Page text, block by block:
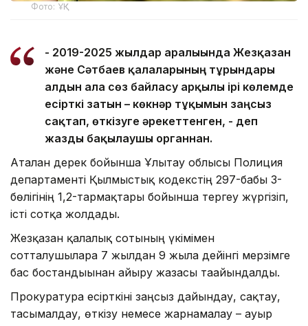
Фото: ҰҚК
- 2019-2025 жылдар аралығында Жезқазған
және Сәтбаев қалаларының тұрғындары
алдын ала сөз байласу арқылы ірі көлемде
есірткі затын – көкнәр тұқымын заңсыз
сақтап, өткізуге әрекеттенген, - деп
жазды бақылаушы органнан.
Аталған дерек бойынша Ұлытау облысы Полиция
департаменті Қылмыстық кодекстің 297-бабы 3-
бөлігінің 1,2-тармақтары бойынша тергеу жүргізіп,
істі сотқа жолдады.
Жезқазған қалалық сотының үкімімен
сотталушыларға 7 жылдан 9 жылға дейінгі мерзімге
бас бостандығынан айыру жазасы тағайындалды.
Прокуратура есірткіні заңсыз дайындау, сақтау,
тасымалдау, өткізу немесе жарнамалау – ауыр